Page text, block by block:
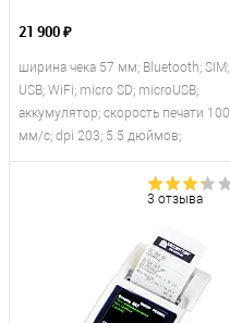
21 900 ₽
ширина чека 57 мм; Bluetooth; SIM;
USB; WiFi; micro SD; microUSB;
аккумулятор; скорость печати 100
мм/с; dpi 203; 5.5 дюймов;
3 отзыва